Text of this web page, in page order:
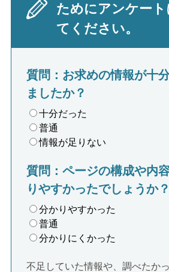
ためにアンケート
てください。
質問：お求めの情報が十
ましたか？
十分だった
普通
情報が足りない
質問：ページの構成や内
りやすかったでしょうか？
分かりやすかった
普通
分かりにくかった
不足していた情報や、調べたか